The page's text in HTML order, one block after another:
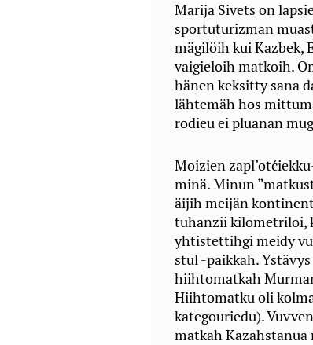
Marija Sivets on
sportuturizman
mägilöih kui Kazbek,
vaigieloih matkoih.
hänen keksitty sana
lähtemäh hos
rodieu ei pluanan
Moizien
minä. Minun
äijih meijän
tuhanzii kilometriloi,
yhtistettihgi meidy
stul -paikkah.
hiihtomatkah
Hiihtomatku oli
kategouriedu).
matkah Kazahstanua